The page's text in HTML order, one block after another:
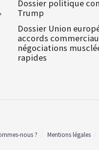
Dossier politique
Trump
Dossier Union
accords
négociations
rapides
nous ? Mentions légales